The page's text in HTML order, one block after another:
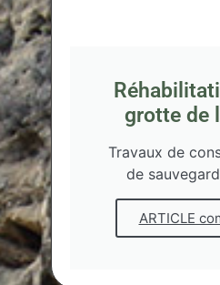
grotte de
Travaux de
de
ARTICLE